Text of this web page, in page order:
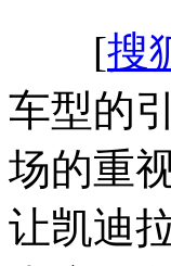
[搜
车型的
场的重
让凯迪